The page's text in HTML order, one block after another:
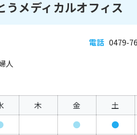
メディカルオフィス
電話 0479-
人
木 金 土
● ●